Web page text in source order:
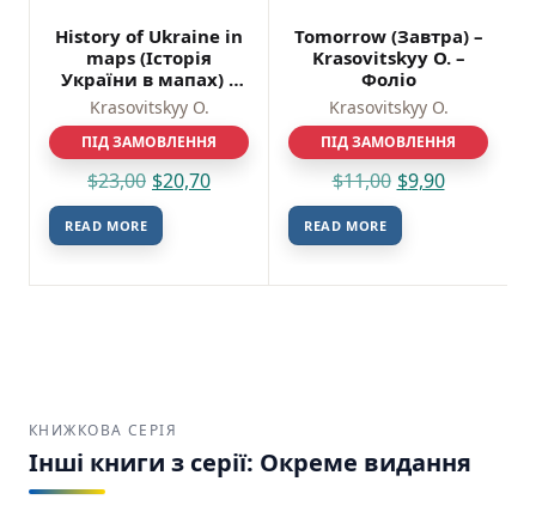
History of Ukraine in
maps (Історія
України в мапах) –
Krasovitskyy O. –
Фоліо
Krasovitskyy O.
ПІД ЗАМОВЛЕННЯ
$23,00 $20,70
READ MORE
Tomorrow (Завтра) –
Krasovitskyy O. –
Фоліо
Krasovitskyy O.
ПІД ЗАМОВЛЕННЯ
$11,00 $9,90
READ MORE
КНИЖКОВА СЕРІЯ
Інші книги з серії: Окреме видання